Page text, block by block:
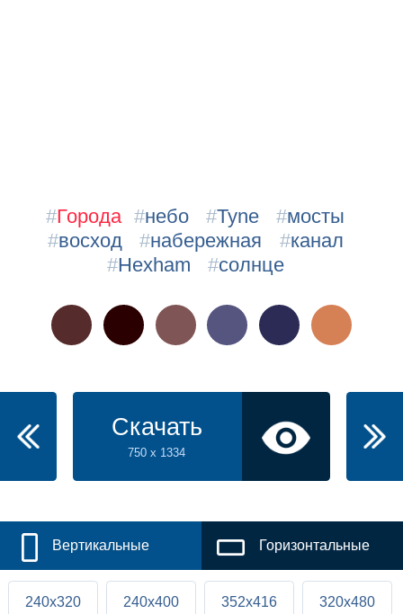
#Города #небо #Tyne #мосты
#восход #набережная #канал
#Hexham #солнце
Скачать
750 x 1334
Вертикальные Горизонтальные
240x320 240x400 352x416 320x480